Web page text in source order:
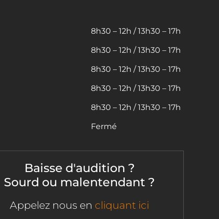
8h30 – 12h / 13h30 – 17h
8h30 – 12h / 13h30 – 17h
8h30 – 12h / 13h30 – 17h
8h30 – 12h / 13h30 – 17h
8h30 – 12h / 13h30 – 17h
Fermé
Baisse d'audition ?
Sourd ou malentendant ?
Appelez nous en cliquant ici